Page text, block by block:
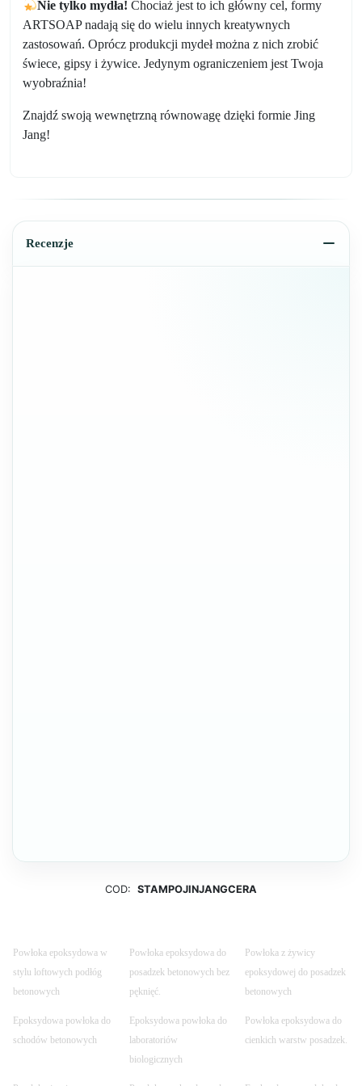
Nie tylko mydła! Chociaż jest to ich główny cel, formy
ARTSOAP nadają się do wielu innych kreatywnych
zastosowań. Oprócz produkcji mydeł można z nich zrobić
świece, gipsy i żywice. Jedynym ograniczeniem jest Twoja
wyobraźnia!
Znajdź swoją wewnętrzną równowagę dzięki formie Jing
Jang!
Recenzje
COD: STAMPOJINJANGCERA
Powłoka epoksydowa w
stylu loftowych podłóg
betonowych
Powłoka epoksydowa do
posadzek betonowych bez
pęknięć.
Powłoka z żywicy
epoksydowej do posadzek
betonowych
Epoksydowa powłoka do
schodów betonowych
Epoksydowa powłoka do
laboratoriów
biologicznych
Powłoka epoksydowa do
cienkich warstw posadzek.